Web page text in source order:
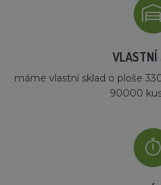
VLASTNÍ
máme vlastní sklad o ploše
90000